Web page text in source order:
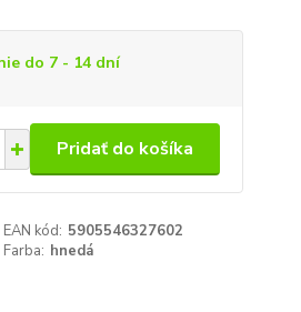
do 7 - 14 dní
Pridať do košíka
EAN kód: 5905546327602
Farba: hnedá